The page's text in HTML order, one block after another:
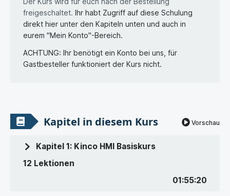
freigeschaltet. Ihr habt Zugriff auf diese Schulung
direkt hier unter den Kapiteln unten und auch in
eurem "Mein Konto"-Bereich.
ACHTUNG: Ihr benötigt ein Konto bei uns, für
Gastbesteller funktioniert der Kurs nicht.
Kapitel in diesem Kurs Vorschau
Kapitel 1: Kinco HMI Basiskurs
12 Lektionen
01:55:20